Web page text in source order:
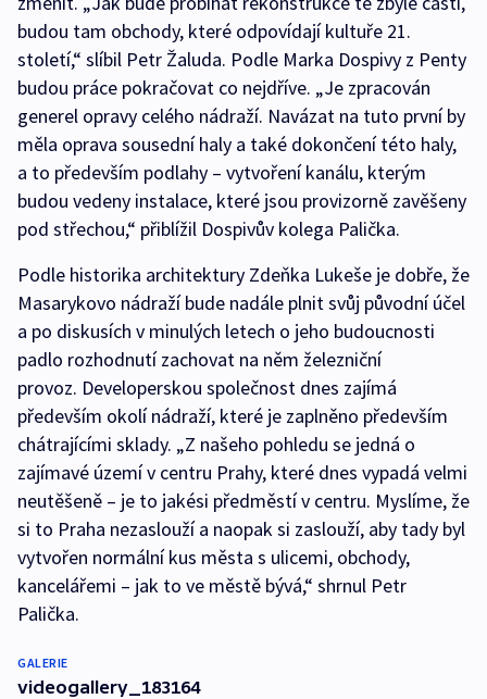
budou tam obchody, které odpovídají kultuře 21.
století,“ slíbil Petr Žaluda. Podle Marka Dospivy z Penty
budou práce pokračovat co nejdříve. „Je zpracován
generel opravy celého nádraží. Navázat na tuto první by
měla oprava sousední haly a také dokončení této haly,
a to především podlahy – vytvoření kanálu, kterým
budou vedeny instalace, které jsou provizorně zavěšeny
pod střechou,“ přiblížil Dospivův kolega Palička.
Podle historika architektury Zdeňka Lukeše je dobře, že
Masarykovo nádraží bude nadále plnit svůj původní účel
a po diskusích v minulých letech o jeho budoucnosti
padlo rozhodnutí zachovat na něm železniční
provoz. Developerskou společnost dnes zajímá
především okolí nádraží, které je zaplněno především
chátrajícími sklady. „Z našeho pohledu se jedná o
zajímavé území v centru Prahy, které dnes vypadá velmi
neutěšeně – je to jakési předměstí v centru. Myslíme, že
si to Praha nezaslouží a naopak si zaslouží, aby tady byl
vytvořen normální kus města s ulicemi, obchody,
kancelářemi – jak to ve městě bývá,“ shrnul Petr
Palička.
GALERIE
videogallery_183164